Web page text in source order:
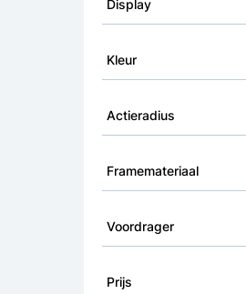
Display
Kleur
Actieradius
Framemateriaal
Voordrager
Prijs